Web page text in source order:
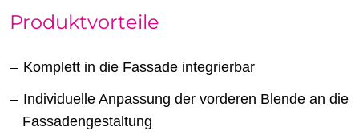
Produktvorteile
Komplett in die Fassade integrierbar
Individuelle Anpassung der vorderen Blende an die
Fassadengestaltung